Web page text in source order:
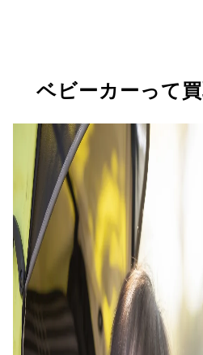
ベビーカーって